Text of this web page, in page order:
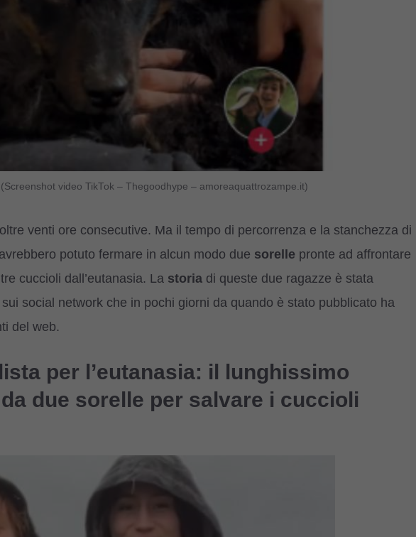
video TikTok – Thegoodhype – amoreaquattrozampe.it)
venti ore consecutive. Ma il tempo di percorrenza e la stanchezza di
potuto fermare in alcun modo due sorelle pronte ad affrontare
cuccioli dall’eutanasia. La storia di queste due ragazze è stata
social network che in pochi giorni da quando è stato pubblicato ha
del web.
per l’eutanasia: il lunghissimo
due sorelle per salvare i cuccioli